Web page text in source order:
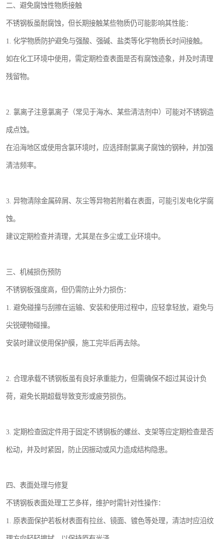
二、避免腐蚀性物质接触
不锈钢板虽耐腐蚀，但长期接触某些物质仍可能影响其性能：
1. 化学物质防护避免与强酸、强碱、盐类等化学物质长时间接触。
如在化工环境中使用，需定期检查表面是否有腐蚀迹象，并及时清理
残留物。
2. 氯离子注意氯离子（常见于海水、某些清洁剂中）可能对不锈钢造
成点蚀。
在沿海地区或使用含氯环境时，应选择耐氯离子腐蚀的钢种，并加强
清洁频率。
3. 异物清除金属碎屑、灰尘等异物若附着在表面，可能引发电化学腐
蚀。
建议定期检查并清理，尤其是在多尘或工业环境中。
三、机械损伤预防
不锈钢板强度高，但仍需防止外力损伤：
1. 避免碰撞与刮擦在运输、安装和使用过程中，应轻拿轻放，避免与
尖锐硬物碰撞。
安装时建议使用保护膜，施工完毕后再去除。
2. 合理承载不锈钢板虽有良好承重能力，但需确保不超过其设计负
荷，避免长期超载导致变形或疲劳损伤。
3. 定期检查固定件用于固定不锈钢板的螺丝、支架等应定期检查是否
松动，并及时紧固，防止因振动或风力造成结构隐患。
四、表面处理与修复
不锈钢板表面处理工艺多样，维护时需针对性操作：
1. 原表面保护若板材表面有拉丝、镜面、镀色等处理，清洁时应沿纹